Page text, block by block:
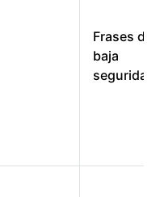
Frases de
baja
seguridad